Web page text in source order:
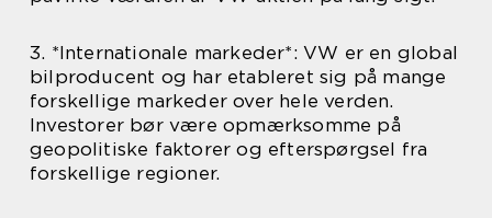
3. *Internationale markeder*: VW er en global
bilproducent og har etableret sig på mange
forskellige markeder over hele verden.
Investorer bør være opmærksomme på
geopolitiske faktorer og efterspørgsel fra
forskellige regioner.